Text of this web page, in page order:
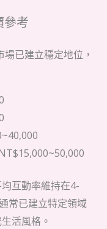
參考
已建立穩定地位，
互動率維持在4-
常已建立特定領域
活風格。